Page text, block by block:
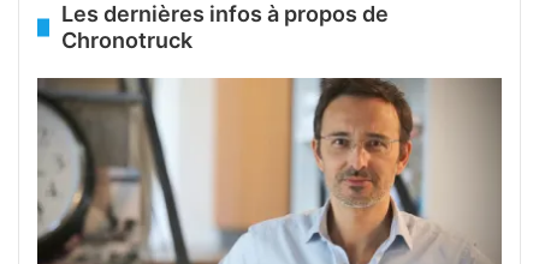
Les dernières infos à propos de
Chronotruck